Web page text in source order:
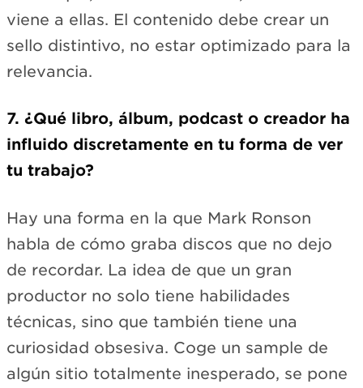
viene a ellas. El contenido debe crear un
sello distintivo, no estar optimizado para la
relevancia.
7. ¿Qué libro, álbum, podcast o creador ha
influido discretamente en tu forma de ver
tu trabajo?
Hay una forma en la que Mark Ronson
habla de cómo graba discos que no dejo
de recordar. La idea de que un gran
productor no solo tiene habilidades
técnicas, sino que también tiene una
curiosidad obsesiva. Coge un sample de
algún sitio totalmente inesperado, se pone